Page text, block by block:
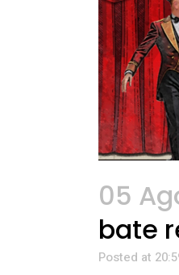
05
bate
Posted at